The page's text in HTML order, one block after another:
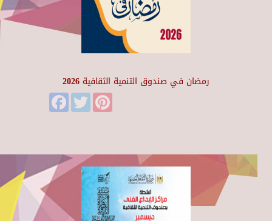
رمضان في صندوق التنمية الثقافية 2026
FacebookTwitter